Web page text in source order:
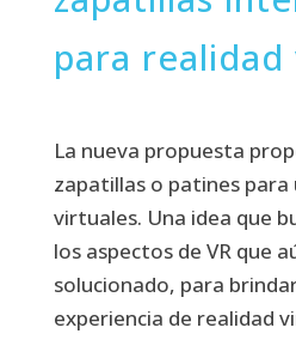
para
La nueva propuesta
zapatillas o patines
virtuales. Una idea que
los aspectos de VR que
solucionado, para
experiencia de realidad